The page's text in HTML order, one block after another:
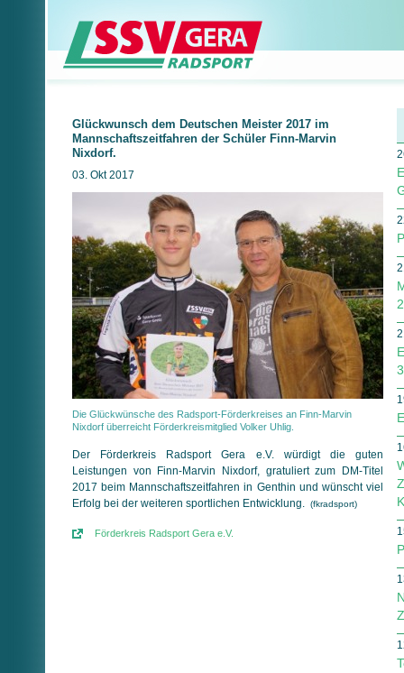
Glückwunsch dem Deutschen Meister 2017 im
Mannschaftszeitfahren der Schüler Finn-Marvin
Nixdorf.
03. Okt 2017
Die Glückwünsche des Radsport-Förderkreises an Finn-Marvin
Nixdorf überreicht Förderkreismitglied Volker Uhlig.
Der Förderkreis Radsport Gera e.V. würdigt die guten
Leistungen von Finn-Marvin Nixdorf, gratuliert zum DM-Titel
2017 beim Mannschaftszeitfahren in Genthin und wünscht viel
Erfolg bei der weiteren sportlichen Entwicklung. (fkradsport)
Förderkreis Radsport Gera e.V.